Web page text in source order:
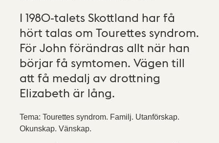
I 1980-talets Skottland har få
hört talas om Tourettes syndrom.
För John förändras allt när han
börjar få symtomen. Vägen till
att få medalj av drottning
Elizabeth är lång.
Tema: Tourettes syndrom. Familj. Utanförskap.
Okunskap. Vänskap.